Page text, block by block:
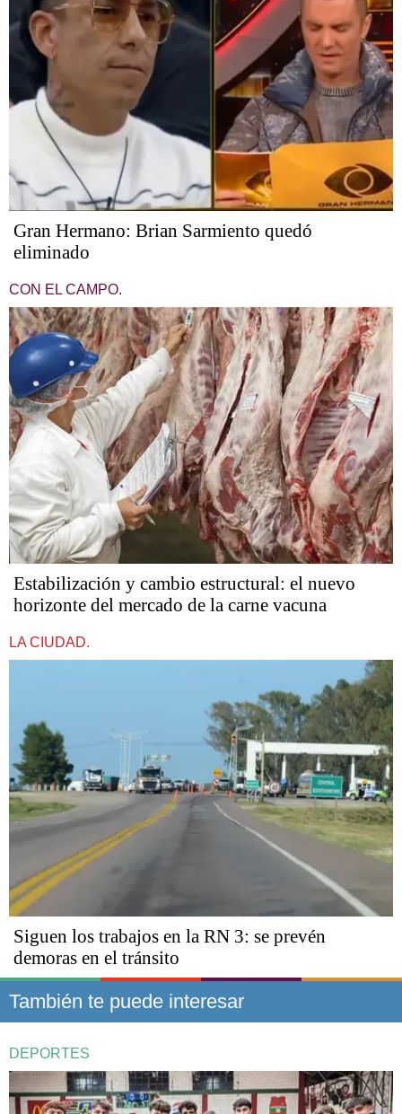
Gran Hermano: Brian Sarmiento quedó
eliminado
CON EL CAMPO.
Estabilización y cambio estructural: el nuevo
horizonte del mercado de la carne vacuna
LA CIUDAD.
Siguen los trabajos en la RN 3: se prevén
demoras en el tránsito
También te puede interesar
DEPORTES